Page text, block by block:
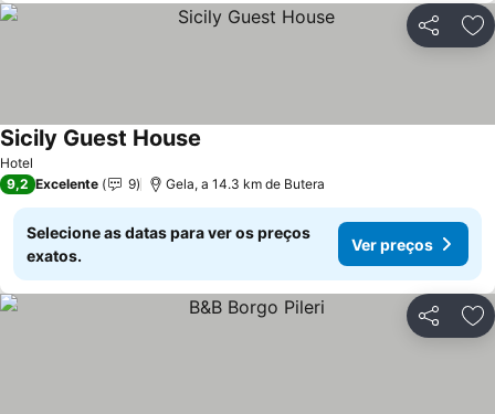
Partilhar
Hotel
Sicily Guest House
9,2 Excelente 9 Gela, a 14.3 km de Butera
Selecione as datas para ver os preços
exatos.
Ver preços
Partilhar